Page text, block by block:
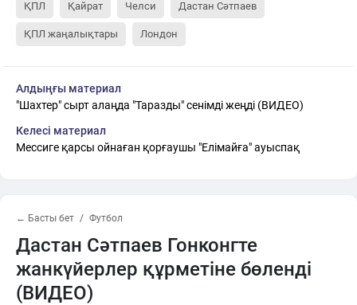
ҚПЛ Қайрат Челси Дастан Сәтпаев
ҚПЛ жаңалықтары Лондон
Алдыңғы материал
"Шахтер" сырт алаңда "Таразды" сенімді жеңді (ВИДЕО)
Келесі материал
Мессиге қарсы ойнаған қорғаушы "Елімайға" ауыспақ
← Басты бет Футбол
Дастан Сәтпаев Гонконгте
жанкүйерлер құрметіне бөленді
(ВИДЕО)